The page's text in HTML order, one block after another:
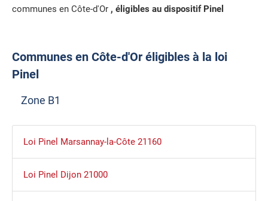
communes en Côte-d'Or , éligibles au dispositif Pinel
Communes en Côte-d'Or éligibles à la loi
Pinel
Zone B1
Loi Pinel Marsannay-la-Côte 21160
Loi Pinel Dijon 21000